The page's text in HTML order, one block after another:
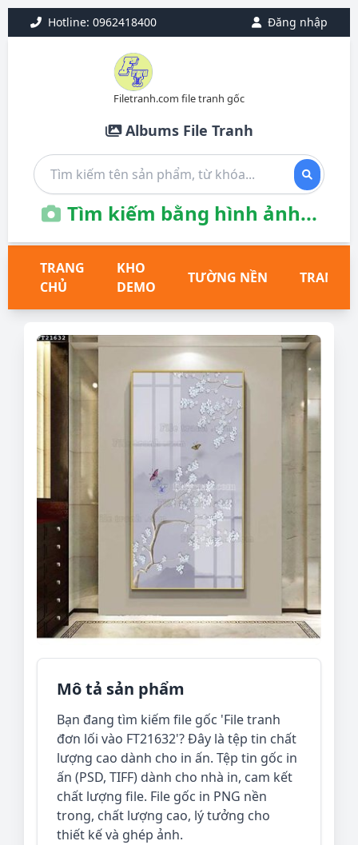
Hotline: 0962418400 Đăng nhập
Filetranh.com file tranh gốc
Albums File Tranh
Tìm kiếm bằng hình ảnh...
TRANG
CHỦ
KHO
DEMO
TƯỜNG NỀN TRANH
Mô tả sản phẩm
Bạn đang tìm kiếm file gốc 'File tranh
đơn lối vào FT21632'? Đây là tệp tin chất
lượng cao dành cho in ấn. Tệp tin gốc in
ấn (PSD, TIFF) dành cho nhà in, cam kết
chất lượng file. File gốc in PNG nền
trong, chất lượng cao, lý tưởng cho
thiết kế và ghép ảnh.